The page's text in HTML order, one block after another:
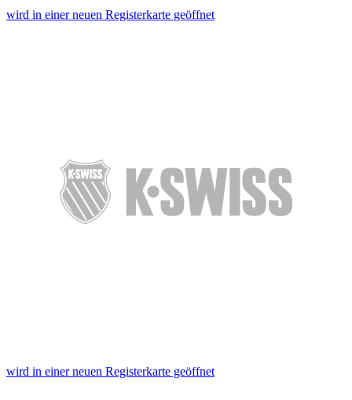
wird in einer neuen Registerkarte geöffnet
wird in einer neuen Registerkarte geöffnet